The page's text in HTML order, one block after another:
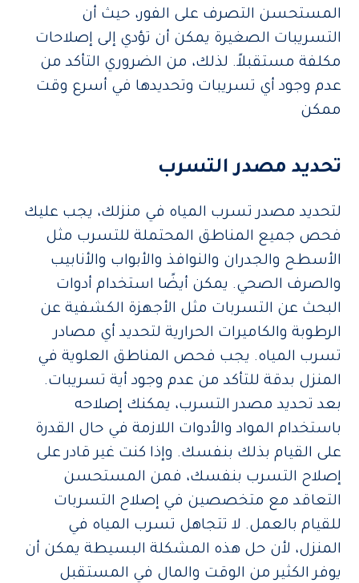
المستحسن التصرف على الفور، حيث أن
التسريبات الصغيرة يمكن أن تؤدي إلى إصلاحات
مكلفة مستقبلاً. لذلك، من الضروري التأكد من
عدم وجود أي تسريبات وتحديدها في أسرع وقت
ممكن
تحديد مصدر التسرب
لتحديد مصدر تسرب المياه في منزلك، يجب عليك
فحص جميع المناطق المحتملة للتسرب مثل
الأسطح والجدران والنوافذ والأبواب والأنابيب
والصرف الصحي. يمكن أيضًا استخدام أدوات
البحث عن التسربات مثل الأجهزة الكشفية عن
الرطوبة والكاميرات الحرارية لتحديد أي مصادر
تسرب المياه. يجب فحص المناطق العلوية في
المنزل بدقة للتأكد من عدم وجود أية تسريبات.
بعد تحديد مصدر التسرب، يمكنك إصلاحه
باستخدام المواد والأدوات اللازمة في حال القدرة
على القيام بذلك بنفسك. وإذا كنت غير قادر على
إصلاح التسرب بنفسك، فمن المستحسن
التعاقد مع متخصصين في إصلاح التسربات
للقيام بالعمل. لا تتجاهل تسرب المياه في
المنزل، لأن حل هذه المشكلة البسيطة يمكن أن
يوفر الكثير من الوقت والمال في المستقبل